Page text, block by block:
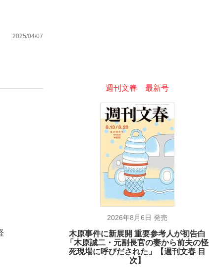
2025/04/07
週刊文春 最新号
2026年8月6日 発売
木原事件に新展開 重要参考人が初告白
「木原誠二・元副長官の妻から前夫の怪
死現場に呼びだされた」【週刊文春 目
次】